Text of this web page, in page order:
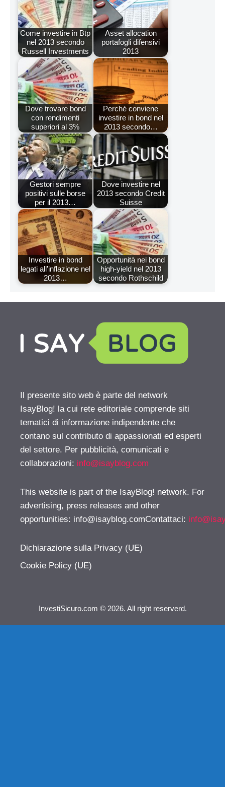
Come investire in Btp
nel 2013 secondo
Russell Investments
Asset allocation
portafogli difensivi
2013
Dove trovare bond
con rendimenti
superiori al 3%
Perché conviene
investire in bond nel
2013 secondo…
Gestori sempre
positivi sulle borse
per il 2013…
Dove investire nel
2013 secondo Credit
Suisse
Investire in bond
legati all’inflazione nel
2013…
Opportunità nei bond
high-yield nel 2013
secondo Rothschild
Il presente sito web è parte del network
IsayBlog! la cui rete editoriale comprende siti
tematici di informazione indipendente che
contano sul contributo di appassionati ed esperti
del settore. Per pubblicità, comunicati e
collaborazioni: info@isayblog.com
This website is part of the IsayBlog! network. For
advertising, press releases and other
opportunities: info@isayblog.comContattaci:
Dichiarazione sulla Privacy (UE)
Cookie Policy (UE)
InvestiSicuro.com © 2026. All right reserverd.